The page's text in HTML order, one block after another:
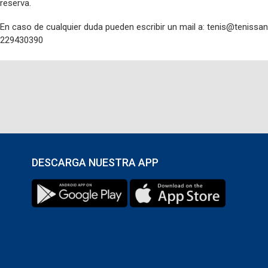
http://mailto:tenis@tenissantuario.cl
Equipo Club de Tenis Santuario del Valle
reserva.
En caso de cualquier duda pueden escribir un mail a:
229430390
Saludos,
DESCARGA NUESTRA APP